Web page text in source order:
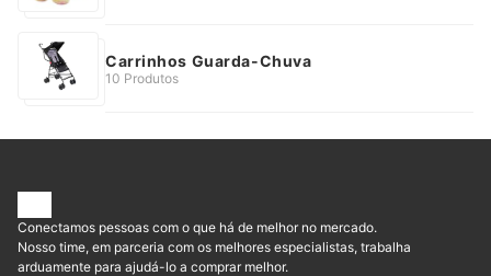
Carrinhos Guarda-Chuva
10 Produtos
Conectamos pessoas com o que há de melhor no mercado.
Nosso time, em parceria com os melhores especialistas, trabalha
arduamente para ajudá-lo a comprar melhor.